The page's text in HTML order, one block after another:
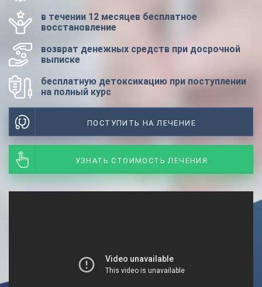
в течении 12 месяцев бесплатное
восстановление
возврат денежных средств при досрочной
выписке
бесплатную детоксикацию при поступлении
на полный курс
ПОСТУПИТЬ НА ЛЕЧЕНИЕ
УЗНАТЬ СТОИМОСТЬ ЛЕЧЕНИЯ